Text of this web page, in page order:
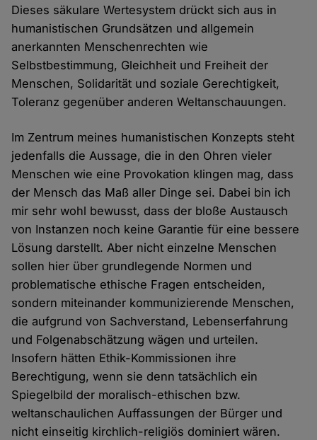
Dieses säkulare Wertesystem drückt sich aus in
humanistischen Grundsätzen und allgemein
anerkannten Menschenrechten wie
Selbstbestimmung, Gleichheit und Freiheit der
Menschen, Solidarität und soziale Gerechtigkeit,
Toleranz gegenüber anderen Weltanschauungen.
Im Zentrum meines humanistischen Konzepts steht
jedenfalls die Aussage, die in den Ohren vieler
Menschen wie eine Provokation klingen mag, dass
der Mensch das Maß aller Dinge sei. Dabei bin ich
mir sehr wohl bewusst, dass der bloße Austausch
von Instanzen noch keine Garantie für eine bessere
Lösung darstellt. Aber nicht einzelne Menschen
sollen hier über grundlegende Normen und
problematische ethische Fragen entscheiden,
sondern miteinander kommunizierende Menschen,
die aufgrund von Sachverstand, Lebenserfahrung
und Folgenabschätzung wägen und urteilen.
Insofern hätten Ethik-Kommissionen ihre
Berechtigung, wenn sie denn tatsächlich ein
Spiegelbild der moralisch-ethischen bzw.
weltanschaulichen Auffassungen der Bürger und
nicht einseitig kirchlich-religiös dominiert wären.